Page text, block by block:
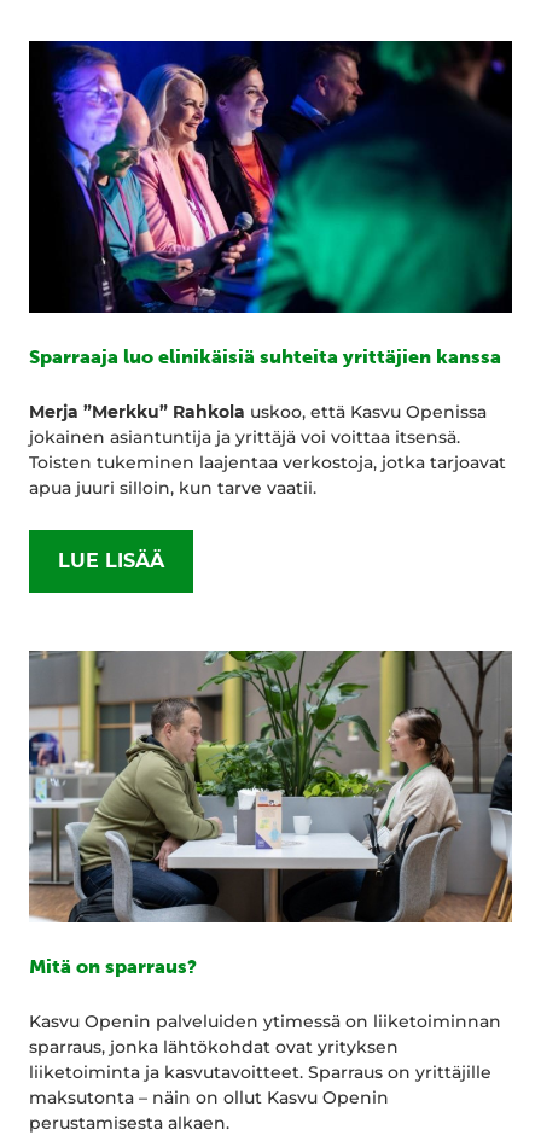
Sparraaja luo elinikäisiä suhteita yrittäjien kanssa
Merja ”Merkku” Rahkola uskoo, että Kasvu Openissa
jokainen asiantuntija ja yrittäjä voi voittaa itsensä.
Toisten tukeminen laajentaa verkostoja, jotka tarjoavat
apua juuri silloin, kun tarve vaatii.
LUE LISÄÄ
Mitä on sparraus?
Kasvu Openin palveluiden ytimessä on liiketoiminnan
sparraus, jonka lähtökohdat ovat yrityksen
liiketoiminta ja kasvutavoitteet. Sparraus on yrittäjille
maksutonta – näin on ollut Kasvu Openin
perustamisesta alkaen.